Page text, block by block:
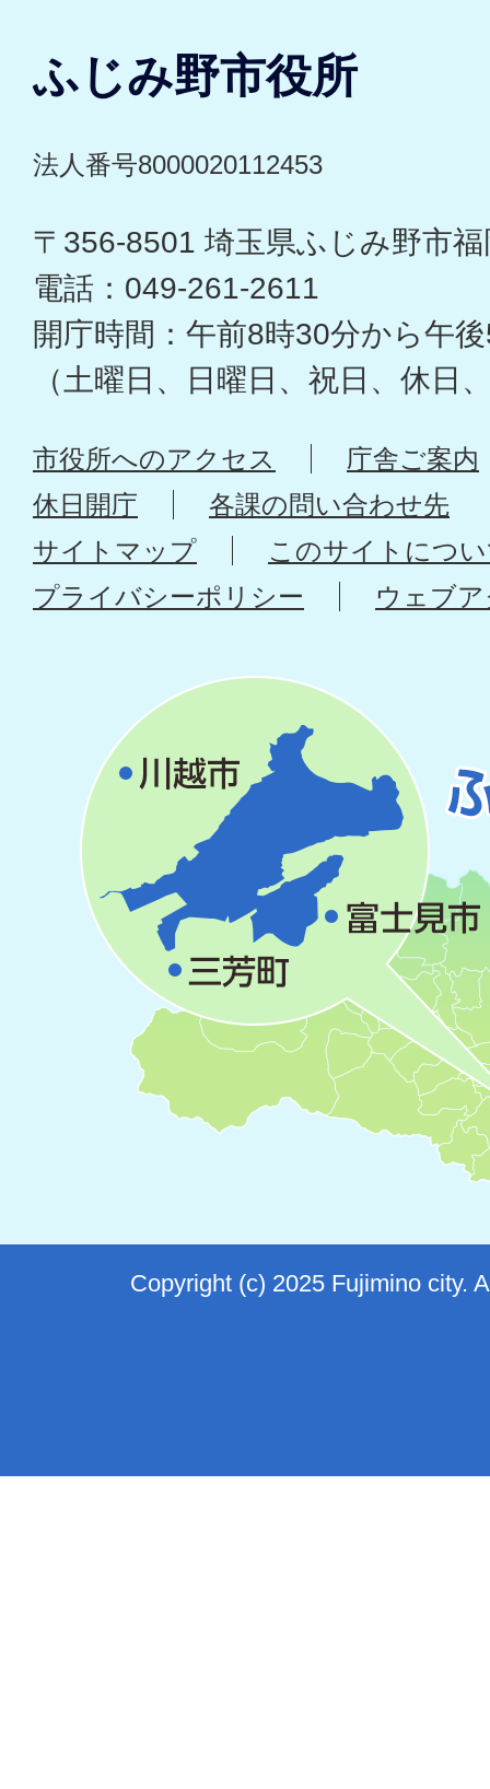
ふじみ野市役所
法人番号8000020112453
〒356-8501 埼玉県ふじみ野市
電話：049-261-2611
開庁時間：午前8時30分から午
（土曜日、日曜日、祝日、休日
市役所へのアクセス
庁舎ご案内
休日開庁
各課の問い合わせ先
サイトマップ
このサイトにつ
プライバシーポリシー
ウェブ
Copyright (c) 2025 Fujimino city.